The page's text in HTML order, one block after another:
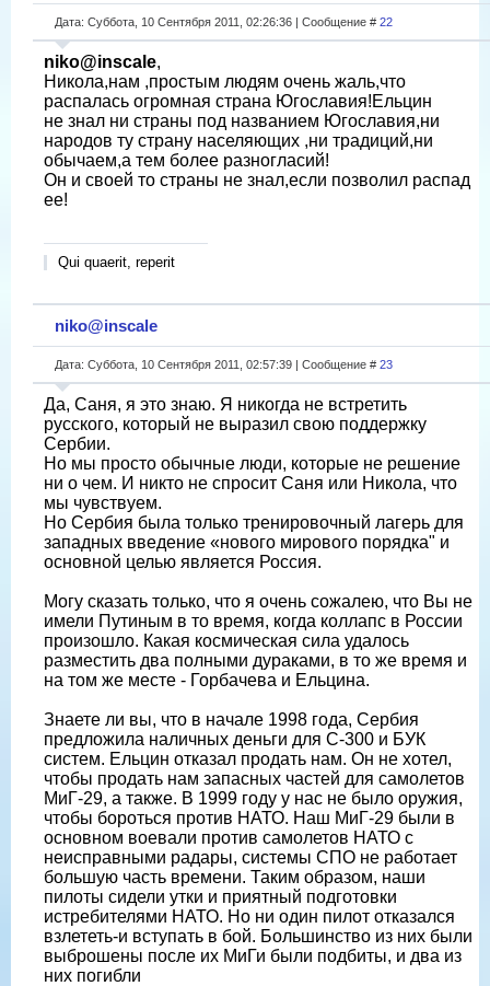
Дата: Суббота, 10 Сентября 2011, 02:26:36 | Сообщение # 22
niko@inscale,
Никола,нам ,простым людям очень жаль,что
распалась огромная страна Югославия!Ельцин
не знал ни страны под названием Югославия,ни
народов ту страну населяющих ,ни традиций,ни
обычаем,а тем более разногласий!
Он и своей то страны не знал,если позволил распад
ее!
Qui quaerit, reperit
niko@inscale
Дата: Суббота, 10 Сентября 2011, 02:57:39 | Сообщение # 23
Да, Саня, я это знаю. Я никогда не встретить
русского, который не выразил свою поддержку
Сербии.
Но мы просто обычные люди, которые не решение
ни о чем. И никто не спросит Саня или Никола, что
мы чувствуем.
Но Сербия была только тренировочный лагерь для
западных введение «нового мирового порядка" и
основной целью является Россия.
Могу сказать только, что я очень сожалею, что Вы не
имели Путиным в то время, когда коллапс в России
произошло. Какая космическая сила удалось
разместить два полными дураками, в то же время и
на том же месте - Горбачева и Ельцина.
Знаете ли вы, что в начале 1998 года, Сербия
предложила наличных деньги для С-300 и БУК
систем. Ельцин отказал продать нам. Он не хотел,
чтобы продать нам запасных частей для самолетов
МиГ-29, а также. В 1999 году у нас не было оружия,
чтобы бороться против НАТО. Наш МиГ-29 были в
основном воевали против самолетов НАТО с
неисправными радары, системы СПО не работает
большую часть времени. Таким образом, наши
пилоты сидели утки и приятный подготовки
истребителями НАТО. Но ни один пилот отказался
взлететь-и вступать в бой. Большинство из них были
выброшены после их МиГи были подбиты, и два из
них погибли